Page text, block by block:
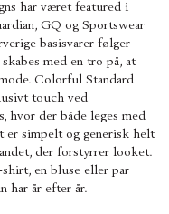
har været featured i
GQ og Sportswear
basisvarer følger
med en tro på, at
Colorful Standard
touch ved
hvor der både leges med
er simpelt og generisk helt
der forstyrrer looket.
en bluse eller par
har år efter år.